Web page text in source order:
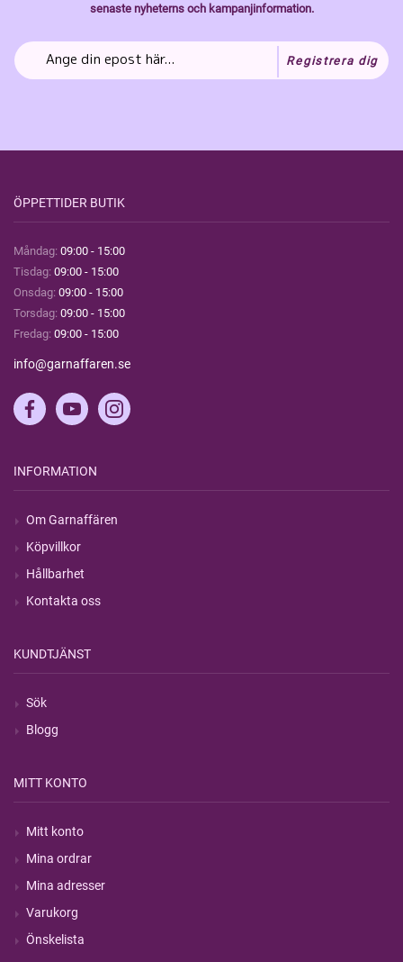
senaste nyheterns och kampanjinformation.
Registrera dig
ÖPPETTIDER BUTIK
Måndag: 09:00 - 15:00
Tisdag: 09:00 - 15:00
Onsdag: 09:00 - 15:00
Torsdag: 09:00 - 15:00
Fredag: 09:00 - 15:00
info@garnaffaren.se
INFORMATION
Om Garnaffären
Köpvillkor
Hållbarhet
Kontakta oss
KUNDTJÄNST
Sök
Blogg
MITT KONTO
Mitt konto
Mina ordrar
Mina adresser
Varukorg
Önskelista